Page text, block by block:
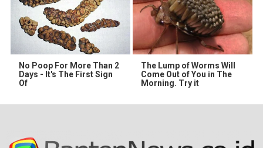
No Poop For More Than 2
Days - It's The First Sign
Of
The Lump of Worms Will
Come Out of You in The
Morning. Try it